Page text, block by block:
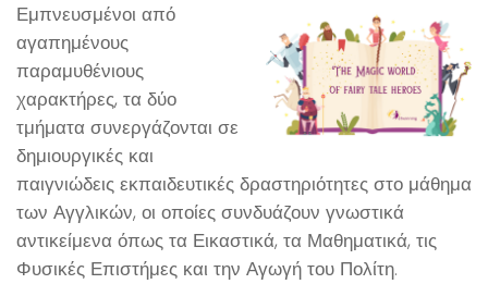
Εμπνευσμένοι από
αγαπημένους
παραμυθένιους
χαρακτήρες, τα δύο
τμήματα συνεργάζονται σε
δημιουργικές και
παιγνιώδεις εκπαιδευτικές δραστηριότητες στο μάθημα
των Αγγλικών, οι οποίες συνδυάζουν γνωστικά
αντικείμενα όπως τα Εικαστικά, τα Μαθηματικά, τις
Φυσικές Επιστήμες και την Αγωγή του Πολίτη.